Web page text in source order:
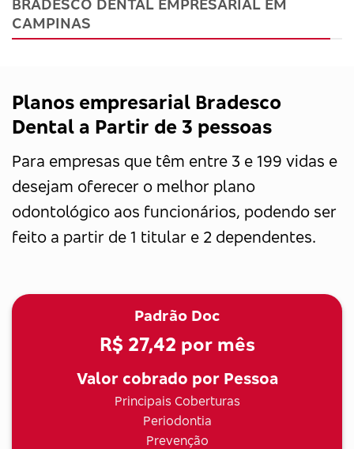
CAMPINAS
Planos empresarial Bradesco
Dental a Partir de 3 pessoas
Para empresas que têm entre 3 e 199 vidas e
desejam oferecer o melhor plano
odontológico aos funcionários, podendo ser
feito a partir de 1 titular e 2 dependentes.
Padrão Doc
R$ 27,42 por mês
Valor cobrado por Pessoa
Principais Coberturas
Periodontia
Prevenção